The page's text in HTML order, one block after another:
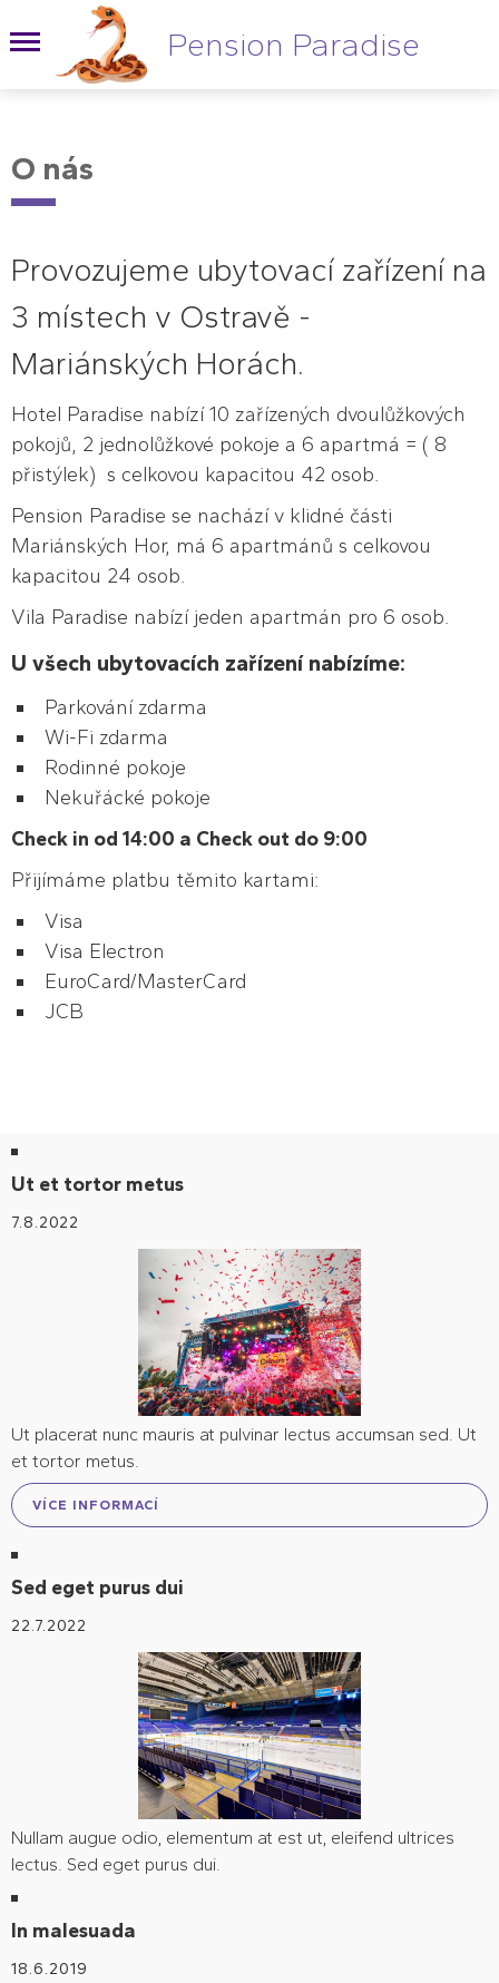
Pension Paradise
O nás
Provozujeme ubytovací zařízení na
3 místech v Ostravě -
Mariánských Horách.
Hotel Paradise nabízí 10 zařízených dvoulůžkových
pokojů, 2 jednolůžkové pokoje a 6 apartmá = ( 8
přistýlek) s celkovou kapacitou 42 osob.
Pension Paradise se nachází v klidné části
Mariánských Hor, má 6 apartmánů s celkovou
kapacitou 24 osob.
Vila Paradise nabízí jeden apartmán pro 6 osob.
U všech ubytovacích zařízení nabízíme:
Parkování zdarma
Wi-Fi zdarma
Rodinné pokoje
Nekuřácké pokoje
Check in od 14:00 a Check out do 9:00
Přijímáme platbu těmito kartami:
Visa
Visa Electron
EuroCard/MasterCard
JCB
Ut et tortor metus
7.8.2022
Ut placerat nunc mauris at pulvinar lectus accumsan sed. Ut
et tortor metus.
VÍCE INFORMACÍ
Sed eget purus dui
22.7.2022
Nullam augue odio, elementum at est ut, eleifend ultrices
lectus. Sed eget purus dui.
In malesuada
18.6.2019